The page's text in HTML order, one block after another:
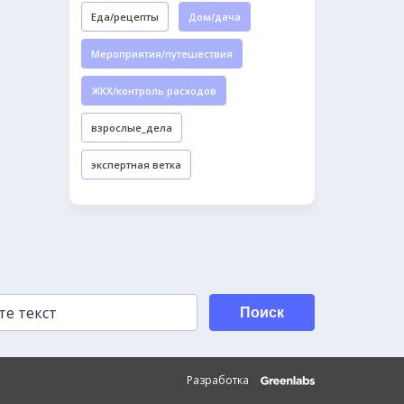
Еда/рецепты Дом/дача
Мероприятия/путешествия
ЖКХ/контроль расходов
взрослые_дела
экспертная ветка
Поиск
Разработка